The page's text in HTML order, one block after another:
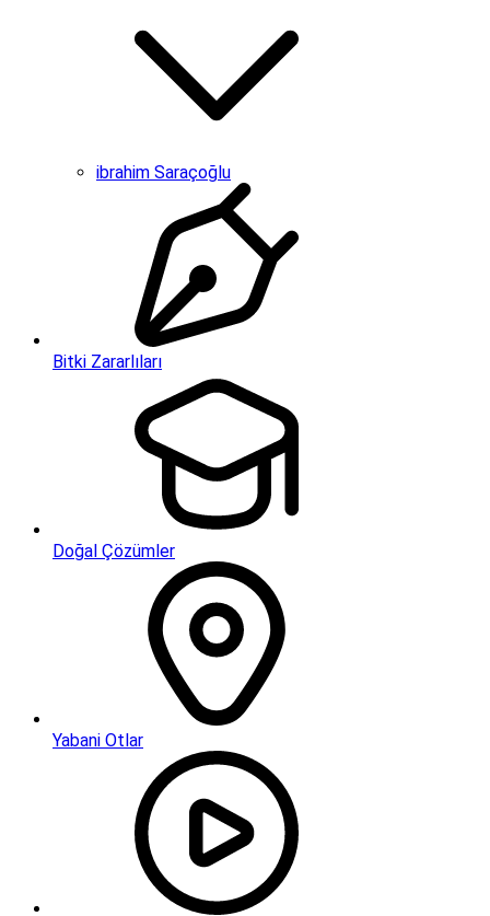
ibrahim Saraçoğlu
Bitki Zararlıları
Doğal Çözümler
Yabani Otlar